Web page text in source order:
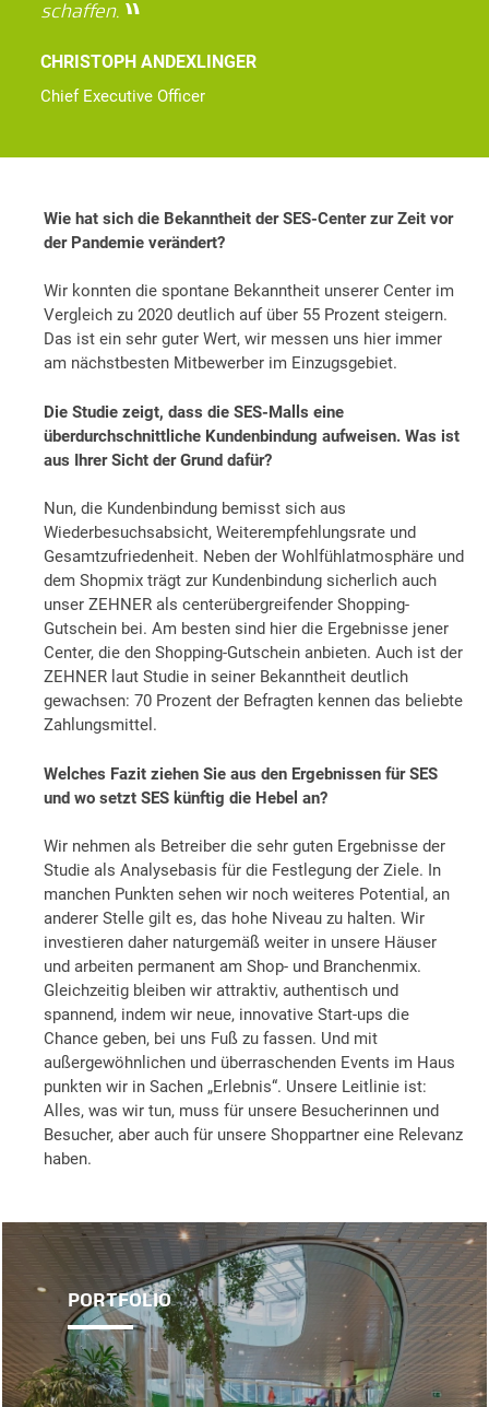
schaffen.
CHRISTOPH ANDEXLINGER
Chief Executive Officer
Wie hat sich die Bekanntheit der SES-Center zur Zeit vor
der Pandemie verändert?
Wir konnten die spontane Bekanntheit unserer Center im
Vergleich zu 2020 deutlich auf über 55 Prozent steigern.
Das ist ein sehr guter Wert, wir messen uns hier immer
am nächstbesten Mitbewerber im Einzugsgebiet.
Die Studie zeigt, dass die SES-Malls eine
überdurchschnittliche Kundenbindung aufweisen. Was ist
aus Ihrer Sicht der Grund dafür?
Nun, die Kundenbindung bemisst sich aus
Wiederbesuchsabsicht, Weiterempfehlungsrate und
Gesamtzufriedenheit. Neben der Wohlfühlatmosphäre und
dem Shopmix trägt zur Kundenbindung sicherlich auch
unser ZEHNER als centerübergreifender Shopping-
Gutschein bei. Am besten sind hier die Ergebnisse jener
Center, die den Shopping-Gutschein anbieten. Auch ist der
ZEHNER laut Studie in seiner Bekanntheit deutlich
gewachsen: 70 Prozent der Befragten kennen das beliebte
Zahlungsmittel.
Welches Fazit ziehen Sie aus den Ergebnissen für SES
und wo setzt SES künftig die Hebel an?
Wir nehmen als Betreiber die sehr guten Ergebnisse der
Studie als Analysebasis für die Festlegung der Ziele. In
manchen Punkten sehen wir noch weiteres Potential, an
anderer Stelle gilt es, das hohe Niveau zu halten. Wir
investieren daher naturgemäß weiter in unsere Häuser
und arbeiten permanent am Shop- und Branchenmix.
Gleichzeitig bleiben wir attraktiv, authentisch und
spannend, indem wir neue, innovative Start-ups die
Chance geben, bei uns Fuß zu fassen. Und mit
außergewöhnlichen und überraschenden Events im Haus
punkten wir in Sachen „Erlebnis“. Unsere Leitlinie ist:
Alles, was wir tun, muss für unsere Besucherinnen und
Besucher, aber auch für unsere Shoppartner eine Relevanz
haben.
PORTFOLIO